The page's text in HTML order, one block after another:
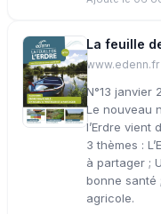
La feuille
www.edenn.fr
N°13 janvier
Le nouveau
l’Erdre vient
3 thèmes :
à partager ;
bonne santé
agricole.